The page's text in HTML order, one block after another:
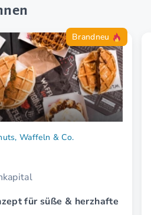
Brandneu
Waffeln & Co.
für süße & herzhafte